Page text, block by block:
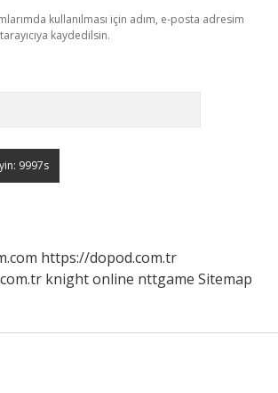
kullanılması için adım, e-posta adresim
kaydedilsin.
https://dopod.com.tr
knight online nttgame Sitemap